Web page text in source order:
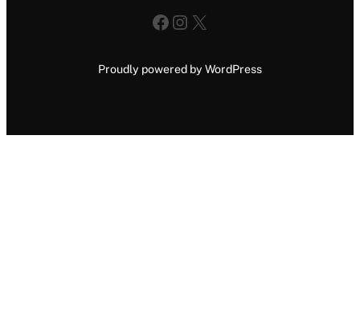
Facebook
Instagram
X
Proudly powered by WordPress